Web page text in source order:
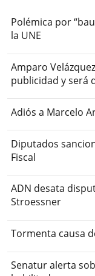
Polémica por
la UNE
Amparo
publicidad y será
Adiós a Marcelo
Diputados
Fiscal
ADN desata
Stroessner
Tormenta causa
Senatur alerta